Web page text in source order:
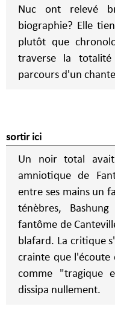
Nuc ont relevé
biographie? Elle
plutôt que
traverse la
parcours d'un
sortir ici
Un noir total
amniotique de
entre ses mains un
ténèbres,
fantôme de
blafard. La critique
crainte que l'écoute
comme "tragique
dissipa nullement.